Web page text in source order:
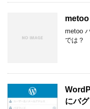
metoo
metoo
では？
にバグ